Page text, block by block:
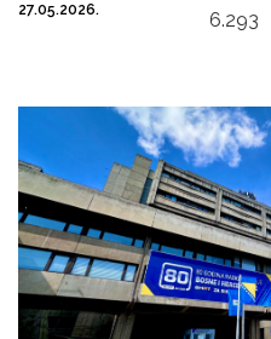
27.05.2026.
6.293